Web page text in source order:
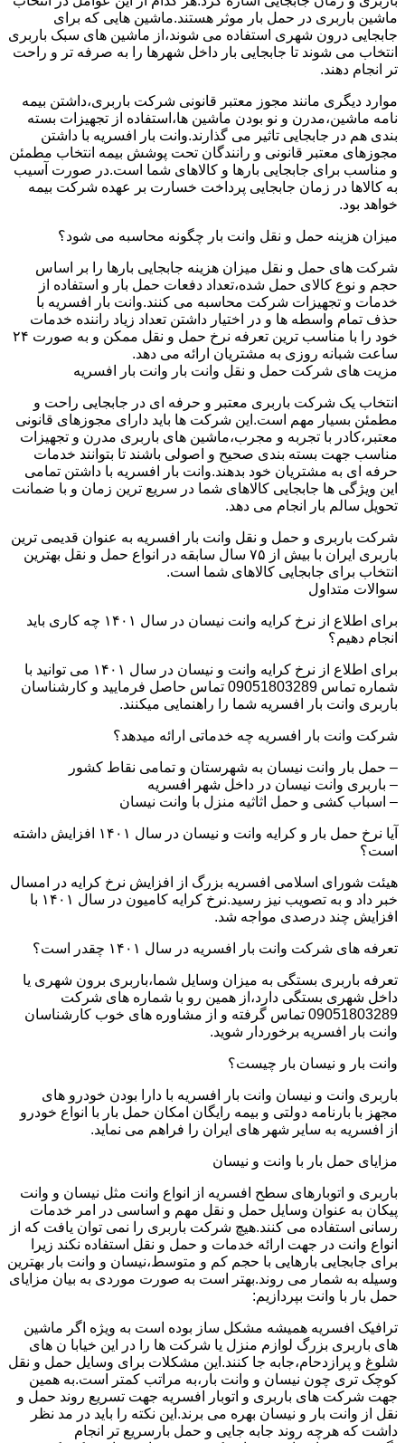
ماشین باربری در حمل بار موثر هستند.ماشین هایی که برای
جابجایی درون شهری استفاده می شوند،از ماشین های سبک باربری
انتخاب می شوند تا جابجایی بار داخل شهرها را به صرفه تر و راحت
تر انجام دهند.
موارد دیگری مانند مجوز معتبر قانونی شرکت باربری،داشتن بیمه
نامه ماشین،مدرن و نو بودن ماشین ها،استفاده از تجهیزات بسته
بندی هم در جابجایی تاثیر می گذارند.وانت بار افسریه با داشتن
مجوزهای معتبر قانونی و رانندگان تحت پوشش بیمه انتخاب مطمئن
و مناسب برای جابجایی بارها و کالاهای شما است.در صورت آسیب
به کالاها در زمان جابجایی پرداخت خسارت بر عهده شرکت بیمه
خواهد بود.
میزان هزینه حمل و نقل وانت بار چگونه محاسبه می شود؟
شرکت های حمل و نقل میزان هزینه جابجایی بارها را بر اساس
حجم و نوع کالای حمل شده،تعداد دفعات حمل بار و استفاده از
خدمات و تجهیزات شرکت محاسبه می کنند.وانت بار افسریه با
حذف تمام واسطه ها و در اختیار داشتن تعداد زیاد راننده خدمات
خود را با مناسب ترین تعرفه نرخ حمل و نقل ممکن و به صورت ۲۴
ساعت شبانه روزی به مشتریان ارائه می دهد.
مزیت های شرکت حمل و نقل وانت بار وانت بار افسریه
انتخاب یک شرکت باربری معتبر و حرفه ای در جابجایی راحت و
مطمئن بسیار مهم است.این شرکت ها باید دارای مجوزهای قانونی
معتبر،کادر با تجربه و مجرب،ماشین های باربری مدرن و تجهیزات
مناسب جهت بسته بندی صحیح و اصولی باشند تا بتوانند خدمات
حرفه ای به مشتریان خود بدهند.وانت بار افسریه با داشتن تمامی
این ویژگی ها جابجایی کالاهای شما در سریع ترین زمان و با ضمانت
تحویل سالم بار انجام می دهد.
شرکت باربری و حمل و نقل وانت بار افسریه به عنوان قدیمی ترین
باربری ایران با بیش از ۷۵ سال سابقه در انواع حمل و نقل بهترین
انتخاب برای جابجایی کالاهای شما است.
سوالات متداول
برای اطلاع از نرخ کرایه وانت نیسان در سال ۱۴۰۱ چه کاری باید
انجام دهیم؟
برای اطلاع از نرخ کرایه وانت و نیسان در سال ۱۴۰۱ می توانید با
شماره تماس 09051803289 تماس حاصل فرمایید و کارشناسان
باربری وانت بار افسریه شما را راهنمایی میکنند.
شرکت وانت بار افسریه چه خدماتی ارائه میدهد؟
– حمل بار وانت نیسان به شهرستان و تمامی نقاط کشور
– باربری وانت نیسان در داخل شهر افسریه
– اسباب کشی و حمل اثاثیه منزل با وانت نیسان
آیا نرخ حمل بار و کرایه وانت و نیسان در سال ۱۴۰۱ افزایش داشته
است؟
هیئت شورای اسلامی افسریه بزرگ از افزایش نرخ کرایه در امسال
خبر داد و به تصویب نیز رسید.نرخ کرایه کامیون در سال ۱۴۰۱ با
افزایش چند درصدی مواجه شد.
تعرفه های شرکت وانت بار افسریه در سال ۱۴۰۱ چقدر است؟
تعرفه باربری بستگی به میزان وسایل شما،باربری برون شهری یا
داخل شهری بستگی دارد،از همین رو با شماره های شرکت
09051803289 تماس گرفته و از مشاوره های خوب کارشناسان
وانت بار افسریه برخوردار شوید.
وانت بار و نیسان بار چیست؟
باربری وانت و نیسان وانت بار افسریه با دارا بودن خودرو های
مجهز با بارنامه دولتی و بیمه رایگان امکان حمل بار با انواع خودرو
از افسریه به سایر شهر های ایران را فراهم می نماید.
مزایای حمل بار با وانت و نیسان
باربری و اتوبارهای سطح افسریه از انواع وانت مثل نیسان و وانت
پیکان به عنوان وسایل حمل و نقل مهم و اساسی در امر خدمات
رسانی استفاده می کنند.هیچ شرکت باربری را نمی توان یافت که از
انواع وانت در جهت ارائه خدمات و حمل و نقل استفاده نکند زیرا
برای جابجایی بارهایی با حجم کم و متوسط،نیسان و وانت بار بهترین
وسیله به شمار می روند.بهتر است به صورت موردی به بیان مزایای
حمل بار با وانت بپردازیم:
ترافیک افسریه همیشه مشکل ساز بوده است به ویژه اگر ماشین
های باربری بزرگ لوازم منزل یا شرکت ها را در این خیابا ن های
شلوغ و پرازدحام،جابه جا کنند.این مشکلات برای وسایل حمل و نقل
کوچک تری چون نیسان و وانت بار،به مراتب کمتر است.به همین
جهت شرکت های باربری و اتوبار افسریه جهت تسریع روند حمل و
نقل از وانت بار و نیسان بهره می برند.این نکته را باید در مد نظر
داشت که هرچه روند جابه جایی و حمل بارسریع تر انجام